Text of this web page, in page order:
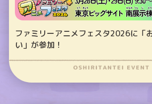
ファミリーアニメフェスタ2026に「
い」が参加！